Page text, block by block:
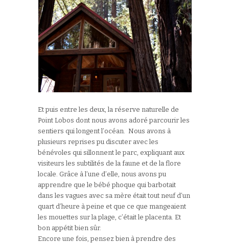
Et puis entre les deux, la réserve naturelle de
Point Lobos dont nous avons adoré parcourir les
sentiers qui longent l’océan. Nous avons à
plusieurs reprises pu discuter avec les
bénévoles qui sillonnent le parc, expliquant aux
visiteurs les subtilités de la faune et de la flore
locale. Grâce à l’une d’elle, nous avons pu
apprendre que le bébé phoque qui barbotait
dans les vagues avec sa mère était tout neuf d’un
quart d’heure à peine et que ce que mangeaient
les mouettes sur la plage, c’était le placenta. Et
bon appétit bien sûr.
Encore une fois, pensez bien à prendre des